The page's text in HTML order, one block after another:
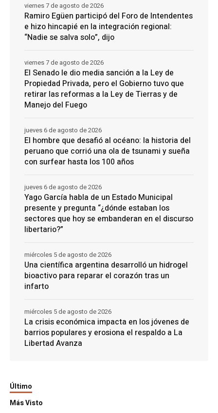
Ramiro Egüen participó del Foro de Intendentes
e hizo hincapié en la integración regional:
“Nadie se salva solo”, dijo
viernes 7 de agosto de 2026
El Senado le dio media sanción a la Ley de
Propiedad Privada, pero el Gobierno tuvo que
retirar las reformas a la Ley de Tierras y de
Manejo del Fuego
viernes 7 de agosto de 2026
El hombre que desafió al océano: la historia del
peruano que corrió una ola de tsunami y sueña
con surfear hasta los 100 años
jueves 6 de agosto de 2026
Yago García habla de un Estado Municipal
presente y pregunta “¿dónde estaban los
sectores que hoy se embanderan en el discurso
libertario?”
jueves 6 de agosto de 2026
Una científica argentina desarrolló un hidrogel
bioactivo para reparar el corazón tras un
infarto
miércoles 5 de agosto de 2026
La crisis económica impacta en los jóvenes de
barrios populares y erosiona el respaldo a La
Libertad Avanza
miércoles 5 de agosto de 2026
Último
Más Visto